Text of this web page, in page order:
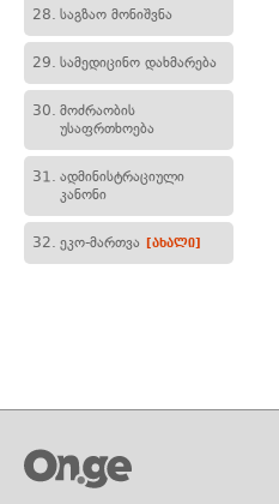
28. საგზაო მონიშვნა
29. სამედიცინო დახმარება
30. მოძრაობის
უსაფრთხოება
31. ადმინისტრაციული
კანონი
32. ეკო-მართვა [ახალი]